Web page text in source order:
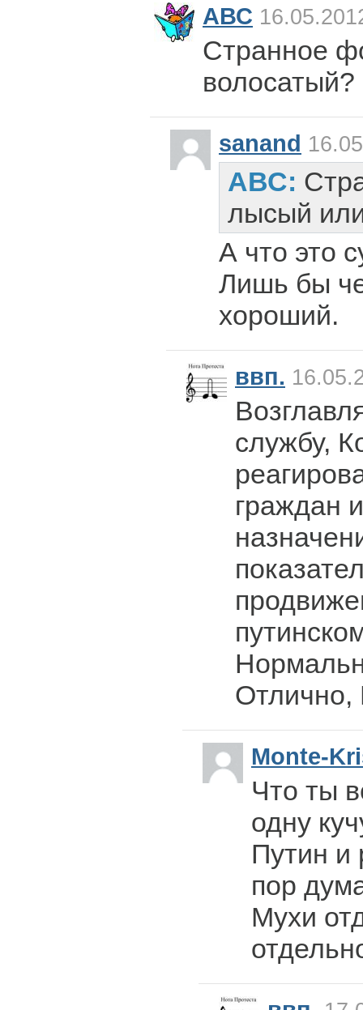
АВС
Странное
волосатый?
sanand
АВС:
лысый
А что это
Лишь бы
хороший.
ввп.
службу,
граждан
Отлично,
Monte-
Что ты
одну
Путин и
пор
Мухи